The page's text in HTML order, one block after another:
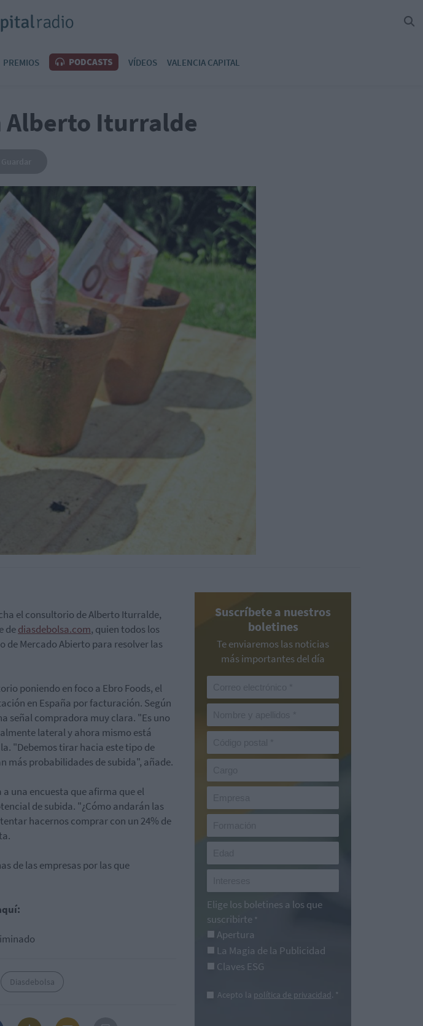
PREMIOS PODCASTS VÍDEOS VALENCIA CAPITAL
Alberto Iturralde
el consultorio de Alberto Iturralde,
dediasdebolsa.com, quien todos los
de Mercado Abierto para resolver las
poniendo en foco a Ebro Foods, el
en España por facturación. Según
señal compradora muy clara. "Es uno
lateral y ahora mismo está
"Debemos tirar hacia este tipo de
más probabilidades de subida", añade.
una encuesta que afirma que el
de subida. "¿Cómo andarán las
hacernos comprar con un 24% de
de las empresas por las que
Diasdebolsa
Suscríbete a nuestros
boletines
Te enviaremos las noticias
más importantes del día
Elige los boletines a los que
suscribirte *
Apertura
La Magia de la Publicidad
Claves ESG
Acepto la política de privacidad. *